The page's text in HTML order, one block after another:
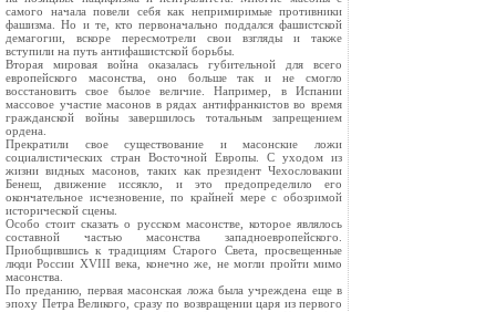
самого начала повели себя как непримиримые противники
фашизма. Но и те, кто первоначально поддался фашистской
демагогии, вскоре пересмотрели свои взгляды и также
вступили на путь антифашистской борьбы.
Вторая мировая война оказалась губительной для всего
европейского масонства, оно больше так и не смогло
восстановить свое былое величие. Например, в Испании
массовое участие масонов в рядах антифранкистов во время
гражданской войны завершилось тотальным запрещением
ордена.
Прекратили свое существование и масонские ложи
социалистических стран Восточной Европы. С уходом из
жизни видных масонов, таких как президент Чехословакии
Бенеш, движение иссякло, и это предопределило его
окончательное исчезновение, по крайней мере с обозримой
исторической сцены.
Особо стоит сказать о русском масонстве, которое являлось
составной частью масонства западноевропейского.
Приобщившись к традициям Старого Света, просвещенные
люди России XVIII века, конечно же, не могли пройти мимо
масонства.
По преданию, первая масонская ложа была учреждена еще в
эпоху Петра Великого, сразу по возвращении царя из первого